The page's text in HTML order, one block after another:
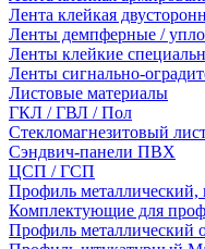
Лента клейкая
Ленты демпферные /
Ленты клейкие
Ленты сигнально-
Листовые материалы
ГКЛ / ГВЛ / Пол
Стекломагнезитовый
Сэндвич-панели ПВХ
ЦСП / ГСП
Профиль
Комплектующие для
Профиль металлический